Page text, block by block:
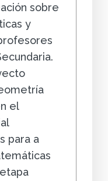
sobre
y
el
para a